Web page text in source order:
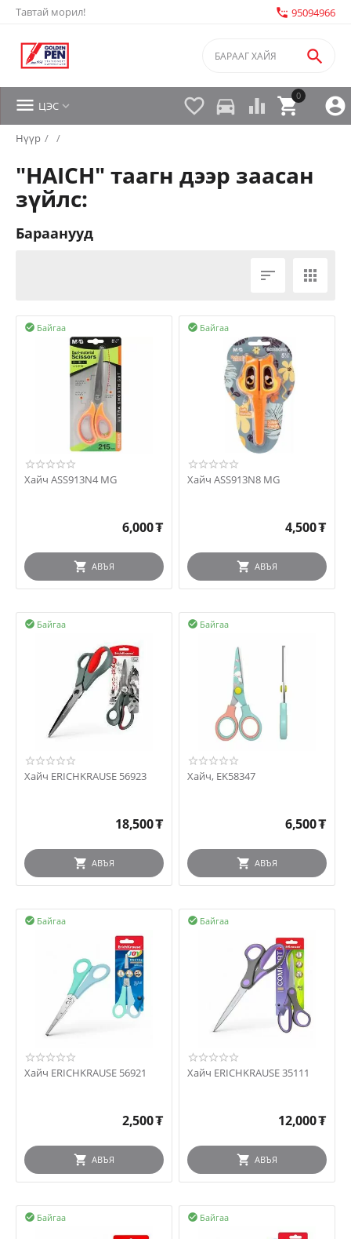
Тавтай морил! settings_phone 95094966


0

 directions_car 
 ЦЭС 
Нүүр / /
"HAICH" таагн дээр заасан
зүйлс:
Бараанууд
 
Байгаа

Хайч ASS913N4 MG
6,000₮
АВЪЯ
Байгаа

Хайч ASS913N8 MG
4,500₮
АВЪЯ
Байгаа

Хайч ERICHKRAUSE 56923
18,500₮
АВЪЯ
Байгаа

Хайч, EK58347
6,500₮
АВЪЯ
Байгаа

Хайч ERICHKRAUSE 56921
2,500₮
АВЪЯ
Байгаа

Хайч ERICHKRAUSE 35111
12,000₮
АВЪЯ
Байгаа
 Байгаа
